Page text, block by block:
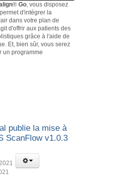
®Go, vous disposez
d'intégrer la
dans votre plan de
d'offrir aux patients des
grâce à l'aide de
Et, bien sûr, vous serez
un programme
publie la mise à
ScanFlow v1.0.3